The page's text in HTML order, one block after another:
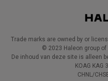
Trade marks are owned by or
© 2023 Haleon group
De inhoud van deze site is alleen
KOAG KAG
CHNL/